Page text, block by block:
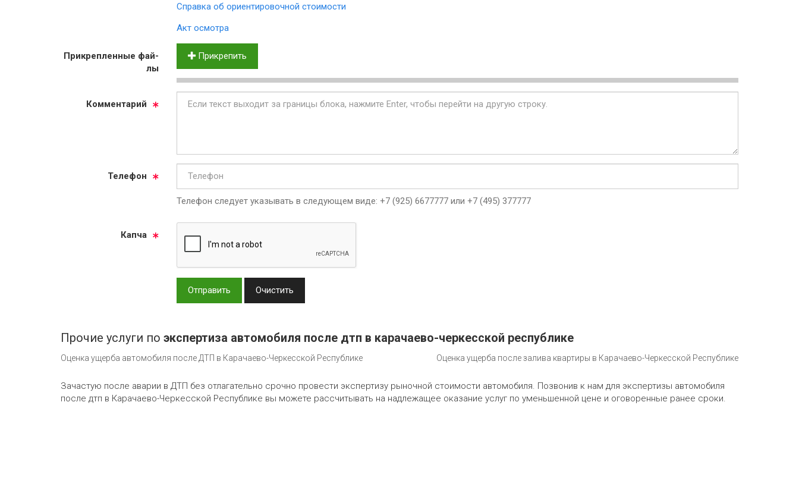
Справка об ориентировочной стоимости
Акт осмотра
Прик­реп­лен­ные фай­
лы
Прикрепить
Ком­мен­та­рий
Те­ле­фон
Телефон следует указывать в следующем виде: +7 (925) 6677777 или +7 (495) 377777
Кап­ча
Отправить Очистить
Прочие услуги по экспертиза автомобиля после дтп в карачаево-черкесской республике
Оценка ущерба автомобиля после ДТП в Карачаево-Черкесской Республике Оценка ущерба после залива квартиры в Карачаево-Черкесской Республике
Зачастую после аварии в ДТП без отлагательно срочно провести экспертизу рыночной стоимости автомобиля. Позвонив к нам для экспертизы автомобиля
после дтп в Карачаево-Черкесской Республике вы можете рассчитывать на надлежащее оказание услуг по уменьшенной цене и оговоренные ранее сроки.